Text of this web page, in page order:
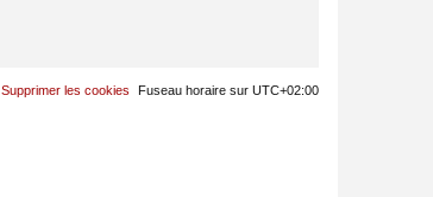
Fuseau horaire sur UTC+02:00
Supprimer les cookies